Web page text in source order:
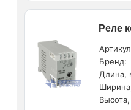
Реле
Бренд:
Длина,